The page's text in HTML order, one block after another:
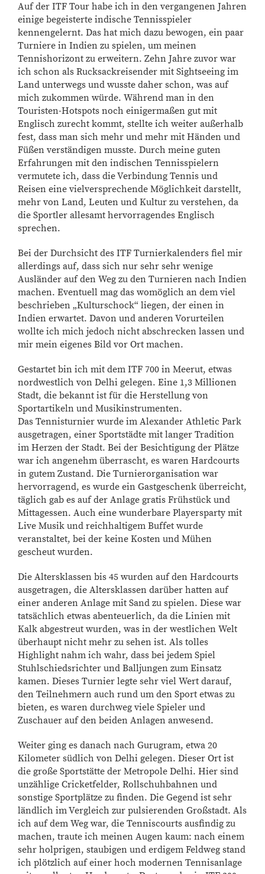
Auf der ITF Tour habe ich in den vergangenen Jahren
einige begeisterte indische Tennisspieler
kennengelernt. Das hat mich dazu bewogen, ein paar
Turniere in Indien zu spielen, um meinen
Tennishorizont zu erweitern. Zehn Jahre zuvor war
ich schon als Rucksackreisender mit Sightseeing im
Land unterwegs und wusste daher schon, was auf
mich zukommen würde. Während man in den
Touristen-Hotspots noch einigermaßen gut mit
Englisch zurecht kommt, stellte ich weiter außerhalb
fest, dass man sich mehr und mehr mit Händen und
Füßen verständigen musste. Durch meine guten
Erfahrungen mit den indischen Tennisspielern
vermutete ich, dass die Verbindung Tennis und
Reisen eine vielversprechende Möglichkeit darstellt,
mehr von Land, Leuten und Kultur zu verstehen, da
die Sportler allesamt hervorragendes Englisch
sprechen.
Bei der Durchsicht des ITF Turnierkalenders fiel mir
allerdings auf, dass sich nur sehr sehr wenige
Ausländer auf den Weg zu den Turnieren nach Indien
machen. Eventuell mag das womöglich an dem viel
beschrieben „Kulturschock“ liegen, der einen in
Indien erwartet. Davon und anderen Vorurteilen
wollte ich mich jedoch nicht abschrecken lassen und
mir mein eigenes Bild vor Ort machen.
Gestartet bin ich mit dem ITF 700 in Meerut, etwas
nordwestlich von Delhi gelegen. Eine 1,3 Millionen
Stadt, die bekannt ist für die Herstellung von
Sportartikeln und Musikinstrumenten.
Das Tennisturnier wurde im Alexander Athletic Park
ausgetragen, einer Sportstädte mit langer Tradition
im Herzen der Stadt. Bei der Besichtigung der Plätze
war ich angenehm überrascht, es waren Hardcourts
in gutem Zustand. Die Turnierorganisation war
hervorragend, es wurde ein Gastgeschenk überreicht,
täglich gab es auf der Anlage gratis Frühstück und
Mittagessen. Auch eine wunderbare Playersparty mit
Live Musik und reichhaltigem Buffet wurde
veranstaltet, bei der keine Kosten und Mühen
gescheut wurden.
Die Altersklassen bis 45 wurden auf den Hardcourts
ausgetragen, die Altersklassen darüber hatten auf
einer anderen Anlage mit Sand zu spielen. Diese war
tatsächlich etwas abenteuerlich, da die Linien mit
Kalk abgestreut wurden, was in der westlichen Welt
überhaupt nicht mehr zu sehen ist. Als tolles
Highlight nahm ich wahr, dass bei jedem Spiel
Stuhlschiedsrichter und Balljungen zum Einsatz
kamen. Dieses Turnier legte sehr viel Wert darauf,
den Teilnehmern auch rund um den Sport etwas zu
bieten, es waren durchweg viele Spieler und
Zuschauer auf den beiden Anlagen anwesend.
Weiter ging es danach nach Gurugram, etwa 20
Kilometer südlich von Delhi gelegen. Dieser Ort ist
die große Sportstätte der Metropole Delhi. Hier sind
unzählige Cricketfelder, Rollschuhbahnen und
sonstige Sportplätze zu finden. Die Gegend ist sehr
ländlich im Vergleich zur pulsierenden Großstadt. Als
ich auf dem Weg war, die Tenniscourts ausfindig zu
machen, traute ich meinen Augen kaum: nach einem
sehr holprigen, staubigen und erdigem Feldweg stand
ich plötzlich auf einer hoch modernen Tennisanlage